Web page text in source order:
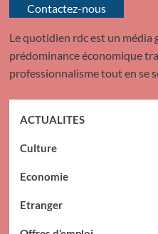
Contactez-nous
Le quotidien rdc est un média
prédominance économique
professionnalisme tout en se
ACTUALITES
Culture
Economie
Etranger